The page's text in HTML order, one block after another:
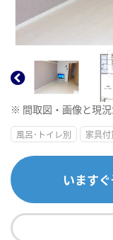
※ 間取図・画像と現況
風呂･トイレ別 家具
います